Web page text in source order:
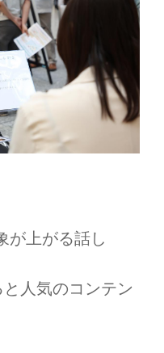
が上がる話し
人気のコンテン